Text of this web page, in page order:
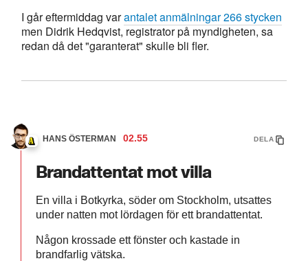
I går eftermiddag varantalet anmälningar 266 stycken
men Didrik Hedqvist, registrator på myndigheten, sa
redan då det "garanterat" skulle bli fler.
HANS ÖSTERMAN 02.55 DELA
Brandattentat mot villa
En villa i Botkyrka, söder om Stockholm, utsattes
under natten mot lördagen för ett brandattentat.
Någon krossade ett fönster och kastade in
brandfarlig vätska.